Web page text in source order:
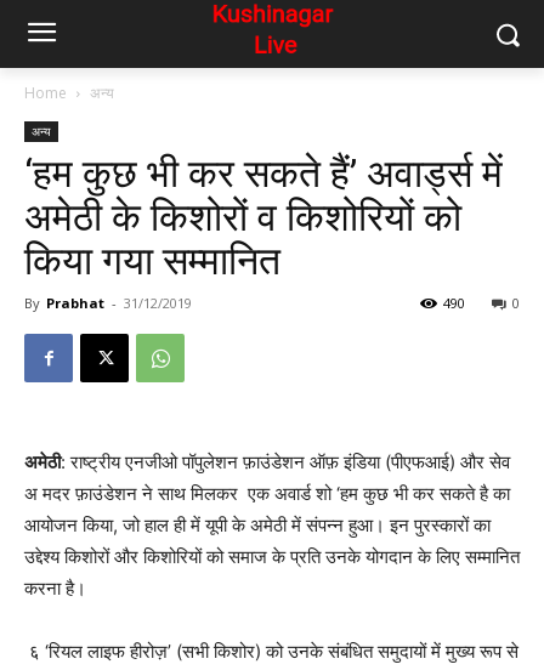
Home अन्य
अन्य
‘हम कुछ भी कर सकते हैं’ अवार्ड्स में
अमेठी के किशोरों व किशोरियों को
किया गया सम्मानित
By Prabhat - 31/12/2019 0
490
अमेठी: राष्ट्रीय एनजीओ पॉपुलेशन फ़ाउंडेशन ऑफ़ इंडिया (पीएफआई) और सेव
अ मदर फ़ाउंडेशन ने साथ मिलकर एक अवार्ड शो ‘हम कुछ भी कर सकते है का
आयोजन किया, जो हाल ही में यूपी के अमेठी में संपन्न हुआ। इन पुरस्कारों का
उद्देश्य किशोरों और किशोरियों को समाज के प्रति उनके योगदान के लिए सम्मानित
करना है।
६ ‘रियल लाइफ हीरोज़’ (सभी किशोर) को उनके संबंधित समुदायों में मुख्य रूप से